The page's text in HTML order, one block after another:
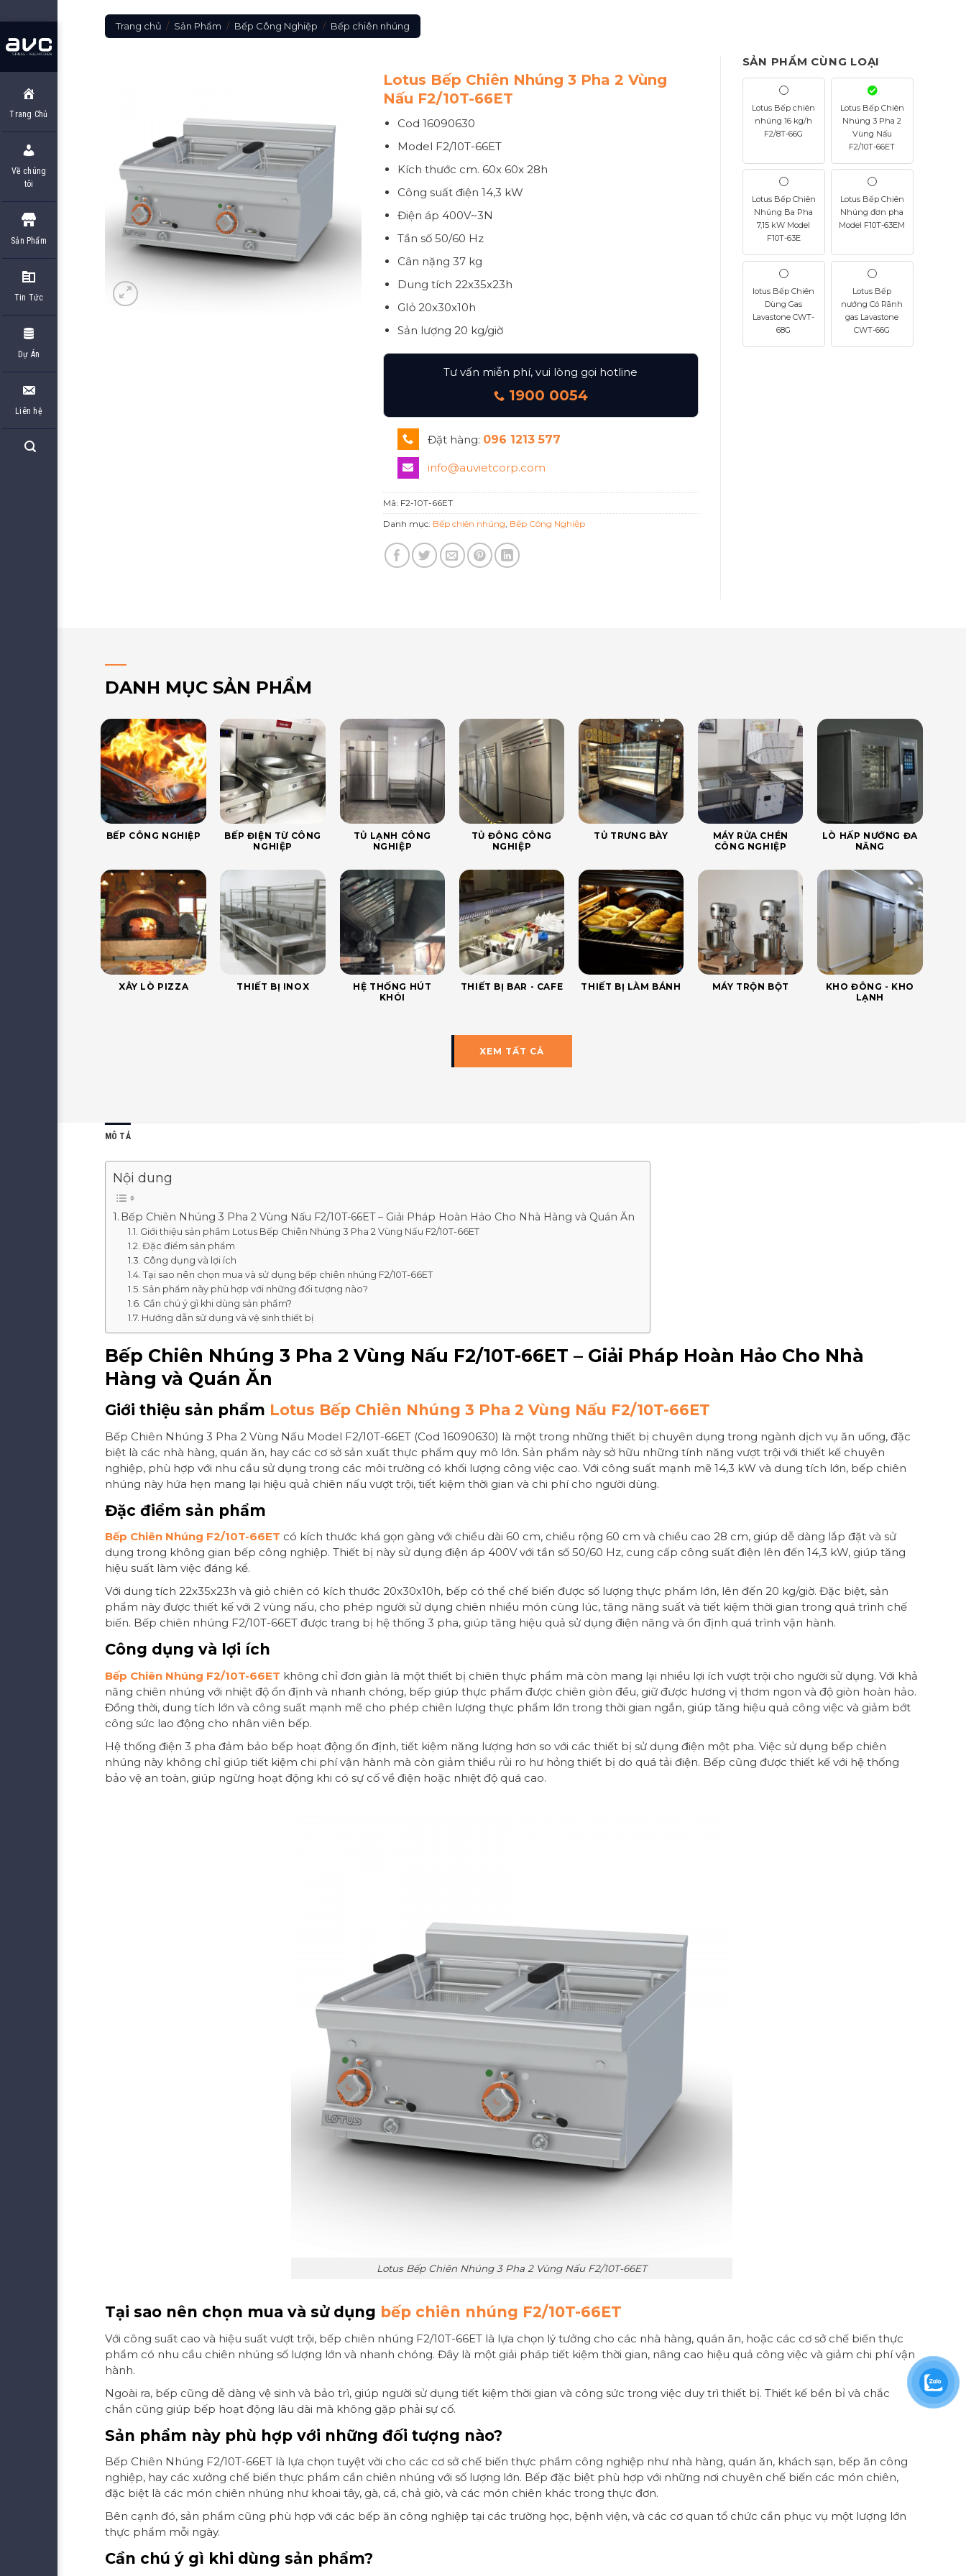
to
content
Trang Chủ
Về chúng
tôi
Sản Phẩm
Tin Tức
Dự Án
Liên hệ
Trang chủ / Sản Phẩm / Bếp Công Nghiệp / Bếp chiên nhúng
Lotus Bếp Chiên Nhúng 3 Pha 2 Vùng
Nấu F2/10T-66ET
Cod 16090630
Model F2/10T-66ET
Kích thước cm. 60x 60x 28h
Công suất điện 14,3 kW
Điện áp 400V~3N
Tần số50/60 Hz
Cân nặng 37 kg
Dung tích 22x35x23h
GIỏ 20x30x10h
Sản lượng 20 kg/giờ
Tư vấn miễn phí, vui lòng gọi hotline
1900 0054
Đặt hàng: 096 1213 577
info@auvietcorp.com
Mã: F2-10T-66ET
Danh mục: Bếp chiên nhúng, Bếp Công Nghiệp
SẢN PHẨM CÙNG LOẠI
Lotus Bếp chiên
nhúng 16 kg/h
F2/8T-66G
Lotus Bếp Chiên
Nhúng 3 Pha 2
Vùng Nấu
F2/10T-66ET
Lotus Bếp Chiên
Nhúng Ba Pha
7,15 kW Model
F10T-63E
Lotus Bếp Chiên
Nhúng đơn pha
Model F10T-63EM
lotus Bếp Chiên
Dùng Gas
Lavastone CWT-
68G
Lotus Bếp
nướng Có Rãnh
gas Lavastone
CWT-66G
DANH MỤC SẢN PHẨM
BẾP CÔNG NGHIỆP
BẾP ĐIỆN TỪ CÔNG
NGHIỆP
TỦ LẠNH CÔNG
NGHIỆP
TỦ ĐÔNG CÔNG
NGHIỆP
TỦ TRƯNG BÀY
MÁY RỬA CHÉN
CÔNG NGHIỆP
LÒ HẤP NƯỚNG ĐA
NĂNG
XÂY LÒ PIZZA THIẾT BỊ INOX
HỆ THỐNG HÚT
KHÓI
THIẾT BỊ BAR - CAFE THIẾT BỊ LÀM BÁNH MÁY TRỘN BỘT
KHO ĐÔNG - KHO
LẠNH
XEM TẤT CẢ
MÔ TẢ
Nội dung
Bếp Chiên Nhúng 3 Pha 2 Vùng Nấu F2/10T-66ET – Giải Pháp Hoàn Hảo Cho Nhà Hàng và Quán Ăn
Giới thiệu sản phẩm Lotus Bếp Chiên Nhúng 3 Pha 2 Vùng Nấu F2/10T-66ET
Đặc điểm sản phẩm
Công dụng và lợi ích
Tại sao nên chọn mua và sử dụng bếp chiên nhúng F2/10T-66ET
Sản phẩm này phù hợp với những đối tượng nào?
Cần chú ý gì khi dùng sản phẩm?
Hướng dẫn sử dụng và vệ sinh thiết bị
Bếp Chiên Nhúng 3 Pha 2 Vùng Nấu F2/10T-66ET – Giải Pháp Hoàn Hảo Cho Nhà
Hàng và Quán Ăn
Giới thiệu sản phẩm Lotus Bếp Chiên Nhúng 3 Pha 2 Vùng Nấu F2/10T-66ET
Bếp Chiên Nhúng 3 Pha 2 Vùng Nấu Model F2/10T-66ET (Cod 16090630) là một trong những thiết bị chuyên dụng trong ngành dịch vụ ăn uống, đặc
biệt là các nhà hàng, quán ăn, hay các cơ sở sản xuất thực phẩm quy mô lớn. Sản phẩm này sở hữu những tính năng vượt trội với thiết kế chuyên
nghiệp, phù hợp với nhu cầu sử dụng trong các môi trường có khối lượng công việc cao. Với công suất mạnh mẽ 14,3 kW và dung tích lớn, bếp chiên
nhúng này hứa hẹn mang lại hiệu quả chiên nấu vượt trội, tiết kiệm thời gian và chi phí cho người dùng.
Đặc điểm sản phẩm
Bếp Chiên Nhúng F2/10T-66ET có kích thước khá gọn gàng với chiều dài 60 cm, chiều rộng 60 cm và chiều cao 28 cm, giúp dễ dàng lắp đặt và sử
dụng trong không gian bếp công nghiệp. Thiết bị này sử dụng điện áp 400V với tần số 50/60 Hz, cung cấp công suất điện lên đến 14,3 kW, giúp tăng
hiệu suất làm việc đáng kể.
Với dung tích 22x35x23h và giỏ chiên có kích thước 20x30x10h, bếp có thể chế biến được số lượng thực phẩm lớn, lên đến 20 kg/giờ. Đặc biệt, sản
phẩm này được thiết kế với 2 vùng nấu, cho phép người sử dụng chiên nhiều món cùng lúc, tăng năng suất và tiết kiệm thời gian trong quá trình chế
biến. Bếp chiên nhúng F2/10T-66ET được trang bị hệ thống 3 pha, giúp tăng hiệu quả sử dụng điện năng và ổn định quá trình vận hành.
Công dụng và lợi ích
Bếp Chiên Nhúng F2/10T-66ET không chỉ đơn giản là một thiết bị chiên thực phẩm mà còn mang lại nhiều lợi ích vượt trội cho người sử dụng. Với khả
năng chiên nhúng với nhiệt độ ổn định và nhanh chóng, bếp giúp thực phẩm được chiên giòn đều, giữ được hương vị thơm ngon và độ giòn hoàn hảo.
Đồng thời, dung tích lớn và công suất mạnh mẽ cho phép chiên lượng thực phẩm lớn trong thời gian ngắn, giúp tăng hiệu quả công việc và giảm bớt
công sức lao động cho nhân viên bếp.
Hệ thống điện 3 pha đảm bảo bếp hoạt động ổn định, tiết kiệm năng lượng hơn so với các thiết bị sử dụng điện một pha. Việc sử dụng bếp chiên
nhúng này không chỉ giúp tiết kiệm chi phí vận hành mà còn giảm thiểu rủi ro hư hỏng thiết bị do quá tải điện. Bếp cũng được thiết kế với hệ thống
bảo vệ an toàn, giúp ngừng hoạt động khi có sự cố về điện hoặc nhiệt độ quá cao.
Lotus Bếp Chiên Nhúng 3 Pha 2 Vùng Nấu F2/10T-66ET
Tại sao nên chọn mua và sử dụng bếp chiên nhúng F2/10T-66ET
Với công suất cao và hiệu suất vượt trội, bếp chiên nhúng F2/10T-66ET là lựa chọn lý tưởng cho các nhà hàng, quán ăn, hoặc các cơ sở chế biến thực
phẩm có nhu cầu chiên nhúng số lượng lớn và nhanh chóng. Đây là một giải pháp tiết kiệm thời gian, nâng cao hiệu quả công việc và giảm chi phí vận
hành.
Ngoài ra, bếp cũng dễ dàng vệ sinh và bảo trì, giúp người sử dụng tiết kiệm thời gian và công sức trong việc duy trì thiết bị. Thiết kế bền bỉ và chắc
chắn cũng giúp bếp hoạt động lâu dài mà không gặp phải sự cố.
Sản phẩm này phù hợp với những đối tượng nào?
Bếp Chiên Nhúng F2/10T-66ET là lựa chọn tuyệt vời cho các cơ sở chế biến thực phẩm công nghiệp như nhà hàng, quán ăn, khách sạn, bếp ăn công
nghiệp, hay các xưởng chế biến thực phẩm cần chiên nhúng với số lượng lớn. Bếp đặc biệt phù hợp với những nơi chuyên chế biến các món chiên,
đặc biệt là các món chiên nhúng như khoai tây, gà, cá, chả giò, và các món chiên khác trong thực đơn.
Bên cạnh đó, sản phẩm cũng phù hợp với các bếp ăn công nghiệp tại các trường học, bệnh viện, và các cơ quan tổ chức cần phục vụ một lượng lớn
thực phẩm mỗi ngày.
Cần chú ý gì khi dùng sản phẩm?